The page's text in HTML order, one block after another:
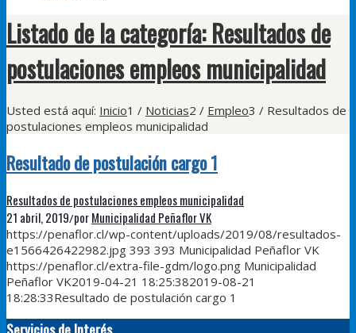
Listado de la categoría: Resultados de
postulaciones empleos municipalidad
Usted está aquí: Inicio1 / Noticias2 / Empleo3 / Resultados de
postulaciones empleos municipalidad
Resultado de postulación cargo 1
Resultados de postulaciones empleos municipalidad
21 abril, 2019/porMunicipalidad Peñaflor VK
https://penaflor.cl/wp-content/uploads/2019/08/resultados-
e1566426422982.jpg 393 393 Municipalidad Peñaflor VK
https://penaflor.cl/extra-file-gdm/logo.png Municipalidad
Peñaflor VK2019-04-21 18:25:382019-08-21
18:28:33Resultado de postulación cargo 1